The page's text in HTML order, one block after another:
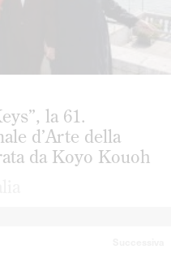
la 61.
d’Arte della
da Koyo Kouoh